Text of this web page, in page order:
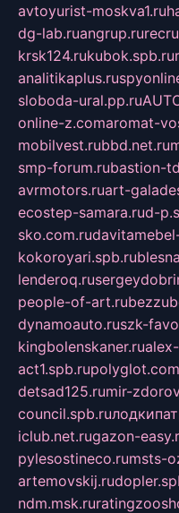
avtoyurist-moskva1.ru
dg-lab.ruangrup.ru
krsk124.rukubok.spb.ru
analitikaplus.ru
sloboda-ural.pp.ru
online-z.comaromat-
mobilvest.rubbd.net.ru
smp-forum.rubastion-
avrmotors.ruart-
ecostep-samara.rud-
sko.com.ru
kokoroyari.spb.ru
lenderoq.ru
people-of-art.ru
dynamoauto.ruszk-
kingbolenskaner.ru
act1.spb.ru
detsad125.rumir-
council.spb.ru
iclub.net.rugazon-
pylesostineco.rumsts-
artemovskij.ru
ndm.msk.ru